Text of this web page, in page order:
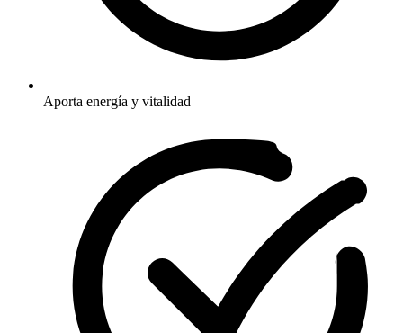
Aporta energía y vitalidad